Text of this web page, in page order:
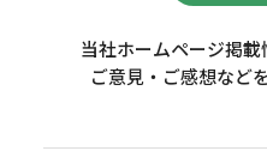
当社ホームページ掲
ご意見・ご感想など